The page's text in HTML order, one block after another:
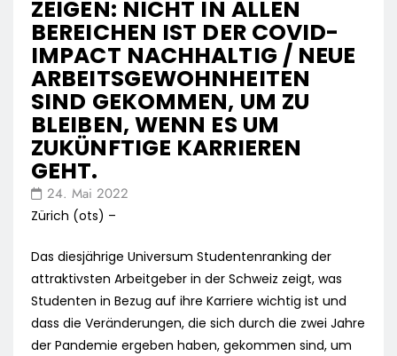
ZEIGEN: NICHT IN ALLEN
BEREICHEN IST DER COVID-
IMPACT NACHHALTIG / NEUE
ARBEITSGEWOHNHEITEN
SIND GEKOMMEN, UM ZU
BLEIBEN, WENN ES UM
ZUKÜNFTIGE KARRIEREN
GEHT.
24. Mai 2022
Zürich (ots) –
Das diesjährige Universum Studentenranking der
attraktivsten Arbeitgeber in der Schweiz zeigt, was
Studenten in Bezug auf ihre Karriere wichtig ist und
dass die Veränderungen, die sich durch die zwei Jahre
der Pandemie ergeben haben, gekommen sind, um